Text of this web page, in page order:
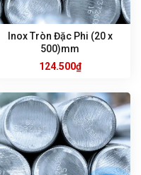
Inox Tròn Đặc Phi (20 x
500)mm
124.500₫